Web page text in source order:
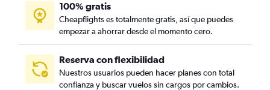
100% gratis
Cheapflights es totalmente gratis, así que puedes
empezar a ahorrar desde el momento cero.
Reserva con flexibilidad
Nuestros usuarios pueden hacer planes con total
confianza y buscar vuelos sin cargos por cambios.